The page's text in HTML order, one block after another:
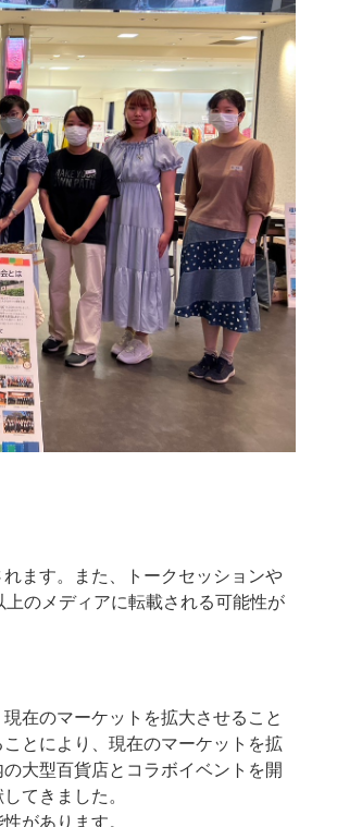
ます。また、トークセッションや
のメディアに転載される可能性が
在のマーケットを拡大させること
とにより、現在のマーケットを拡
大型百貨店とコラボイベントを開
てきました。
があります。